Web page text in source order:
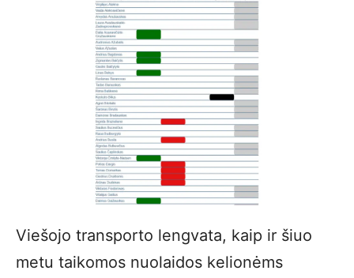
Viešojo transporto lengvata, kaip ir šiuo
metu taikomos nuolaidos kelionėms